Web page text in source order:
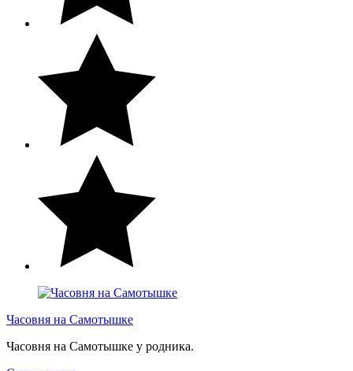
Часовня на Самотышке
Часовня на Самотышке у родника.